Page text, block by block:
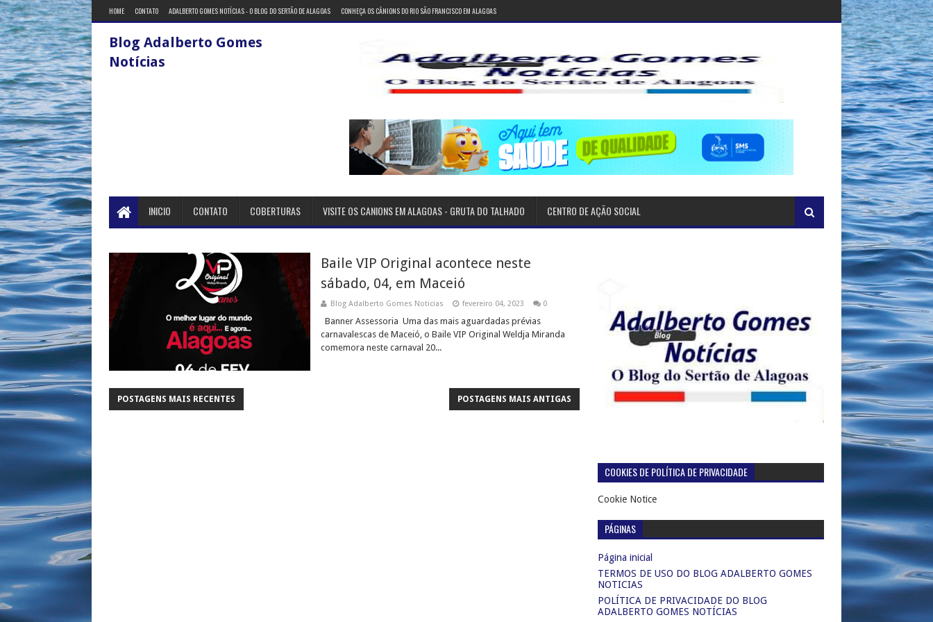
HOME CONTATO ADALBERTO GOMES NOTÍCIAS - O BLOG DO SERTÃO DE ALAGOAS CONHEÇA OS CÂNIONS DO RIO SÃO FRANCISCO EM ALAGOAS
Blog Adalberto Gomes
Notícias
INICIO CONTATO COBERTURAS VISITE OS CANIONS EM ALAGOAS - GRUTA DO TALHADO CENTRO DE AÇÃO SOCIAL
Baile VIP Original acontece neste
sábado, 04, em Maceió
Blog Adalberto Gomes Noticias fevereiro 04, 2023 0
Banner Assessoria Uma das mais aguardadas prévias
carnavalescas de Maceió, o Baile VIP Original Weldja Miranda
comemora neste carnaval 20...
POSTAGENS MAIS RECENTES POSTAGENS MAIS ANTIGAS
COOKIES DE POLÍTICA DE PRIVACIDADE
Cookie Notice
PÁGINAS
Página inicial
TERMOS DE USO DO BLOG ADALBERTO GOMES
NOTICIAS
POLÍTICA DE PRIVACIDADE DO BLOG
ADALBERTO GOMES NOTÍCIAS